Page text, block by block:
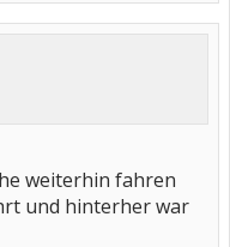
weiterhin fahren
und hinterher war